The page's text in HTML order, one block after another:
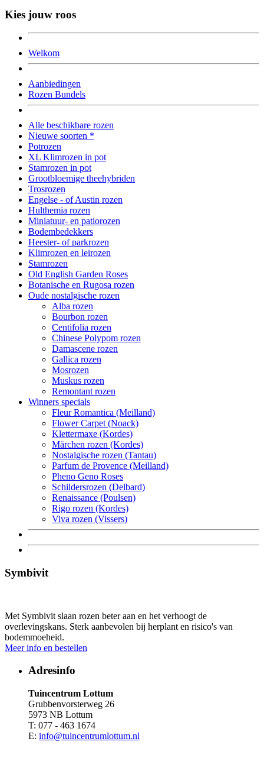
Kies jouw roos
Welkom
Aanbiedingen
Rozen Bundels
Alle beschikbare rozen
Nieuwe soorten *
Potrozen
XL Klimrozen in pot
Stamrozen in pot
Grootbloemige theehybriden
Trosrozen
Engelse - of Austin rozen
Hulthemia rozen
Miniatuur- en patiorozen
Bodembedekkers
Heester- of parkrozen
Klimrozen en leirozen
Stamrozen
Old English Garden Roses
Botanische en Rugosa rozen
Oude nostalgische rozen
Alba rozen
Bourbon rozen
Centifolia rozen
Chinese Polypom rozen
Damascene rozen
Gallica rozen
Mosrozen
Muskus rozen
Remontant rozen
Winners specials
Fleur Romantica (Meilland)
Flower Carpet (Noack)
Klettermaxe (Kordes)
Märchen rozen (Kordes)
Nostalgische rozen (Tantau)
Parfum de Provence (Meilland)
Pheno Geno Roses
Schildersrozen (Delbard)
Renaissance (Poulsen)
Rigo rozen (Kordes)
Viva rozen (Vissers)
Symbivit
Met Symbivit slaan rozen beter aan en het verhoogt de
overlevingskans. Sterk aanbevolen bij herplant en risico's van
bodemmoeheid.
Meer info en bestellen
Adresinfo
Tuincentrum Lottum
Grubbenvorsterweg 26
5973 NB Lottum
T: 077 - 463 1674
E: info@tuincentrumlottum.nl